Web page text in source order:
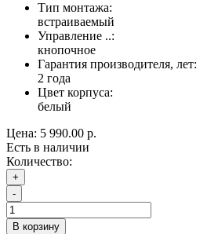
Тип монтажа:
встраиваемый
Управление ..:
кнопочное
Гарантия производителя, лет:
2 года
Цвет корпуса:
белый
Цена: 5 990.00 р.
Есть в наличии
Количество:
+
-
В корзину